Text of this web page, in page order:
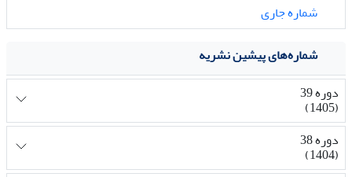
شماره جاری
شماره‌های پیشین نشریه
دوره 39
(1405)
دوره 38
(1404)